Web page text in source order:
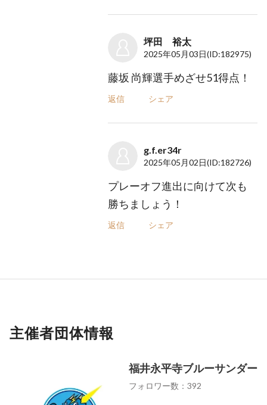
坪田 裕太
2025年05月03日(ID:182975)
藤坂 尚輝選手めざせ51得点！
返信 シェア
g.f.er34r
2025年05月02日(ID:182726)
プレーオフ進出に向けて次も
勝ちましょう！
返信 シェア
主催者団体情報
福井永平寺ブルーサンダー
フォロワー数：392